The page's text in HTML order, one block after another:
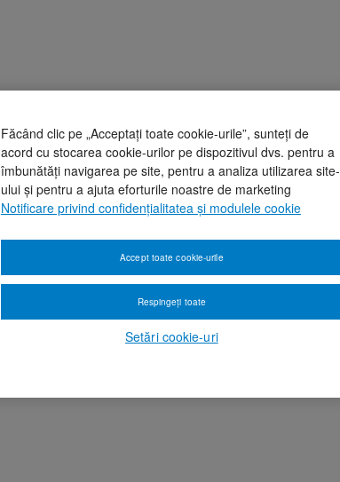
Făcând clic pe „Acceptați toate cookie-urile”, sunteți de
acord cu stocarea cookie-urilor pe dispozitivul dvs. pentru a
îmbunătăți navigarea pe site, pentru a analiza utilizarea site-
ului și pentru a ajuta eforturile noastre de marketing
Notificare privind confidențialitatea și modulele cookie
Setări cookie-uri
Respingeți toate
Accept toate cookie-urile